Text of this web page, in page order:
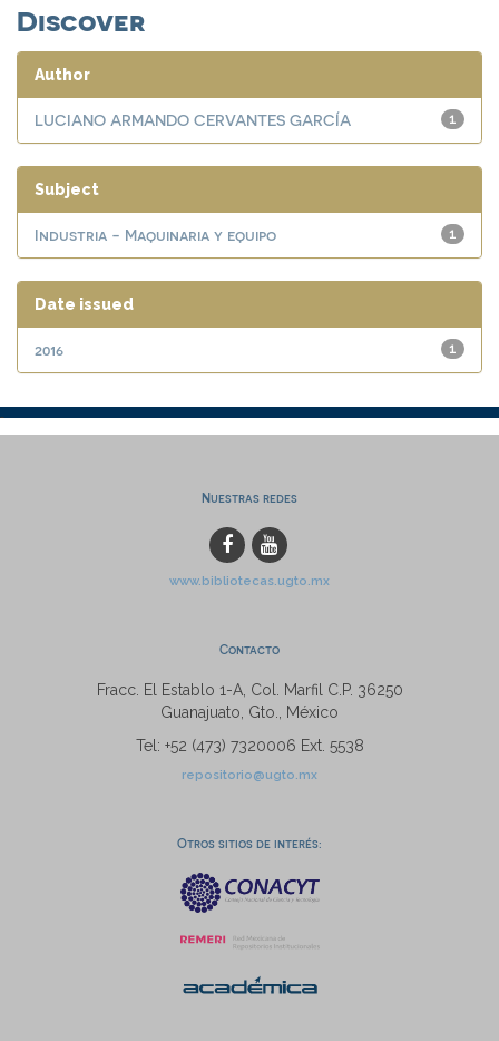
Discover
Author
1
LUCIANO ARMANDO CERVANTES GARCÍA
Subject
1
Industria - Maquinaria y equipo
Date issued
1
2016
Nuestras redes
www.bibliotecas.ugto.mx
Contacto
Fracc. El Establo 1-A, Col. Marfil C.P. 36250
Guanajuato, Gto., México
Tel: +52 (473) 7320006 Ext. 5538
repositorio@ugto.mx
Otros sitios de interés: